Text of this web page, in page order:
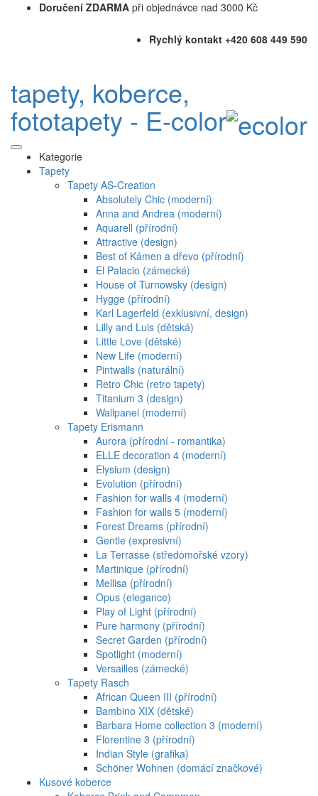
Doručení ZDARMA při objednávce nad 3000 Kč
Rychlý kontakt +420 608 449 590
tapety, koberce,
fototapety - E-color
Kategorie
Tapety
Tapety AS-Creation
Absolutely Chic (moderní)
Anna and Andrea (moderní)
Aquarell (přírodní)
Attractive (design)
Best of Kámen a dřevo (přírodní)
El Palacio (zámecké)
House of Turnowsky (design)
Hygge (přírodní)
Karl Lagerfeld (exklusivní, design)
Lilly and Luis (dětská)
Little Love (dětské)
New Life (moderní)
Pintwalls (naturální)
Retro Chic (retro tapety)
Titanium 3 (design)
Wallpanel (moderní)
Tapety Erismann
Aurora (přírodní - romantika)
ELLE decoration 4 (moderní)
Elysium (design)
Evolution (přírodní)
Fashion for walls 4 (moderní)
Fashion for walls 5 (moderní)
Forest Dreams (přírodní)
Gentle (expresivní)
La Terrasse (středomořské vzory)
Martinique (přírodní)
Mellisa (přírodní)
Opus (elegance)
Play of Light (přírodní)
Pure harmony (přírodní)
Secret Garden (přírodní)
Spotlight (moderní)
Versailles (zámecké)
Tapety Rasch
African Queen III (přírodní)
Bambino XIX (dětské)
Barbara Home collection 3 (moderní)
Florentine 3 (přírodní)
Indian Style (grafika)
Schöner Wohnen (domácí značkové)
Kusové koberce